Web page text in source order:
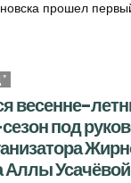
прошел
в
весенне-
под
Аллы Усачёвой